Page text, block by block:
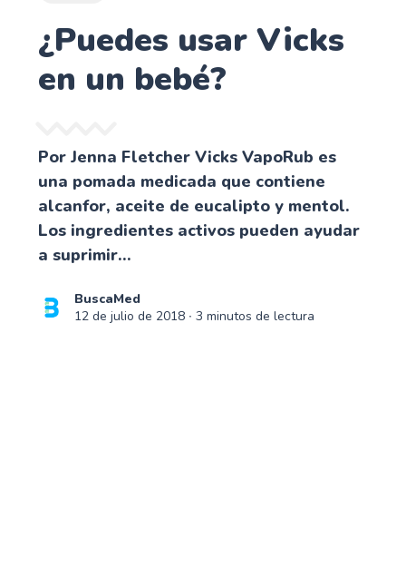
¿Puedes usar Vicks
en un bebé?
Por Jenna Fletcher Vicks VapoRub es
una pomada medicada que contiene
alcanfor, aceite de eucalipto y mentol.
Los ingredientes activos pueden ayudar
a suprimir...
BuscaMed
12 de julio de 2018 ∙ 3 minutos de lectura